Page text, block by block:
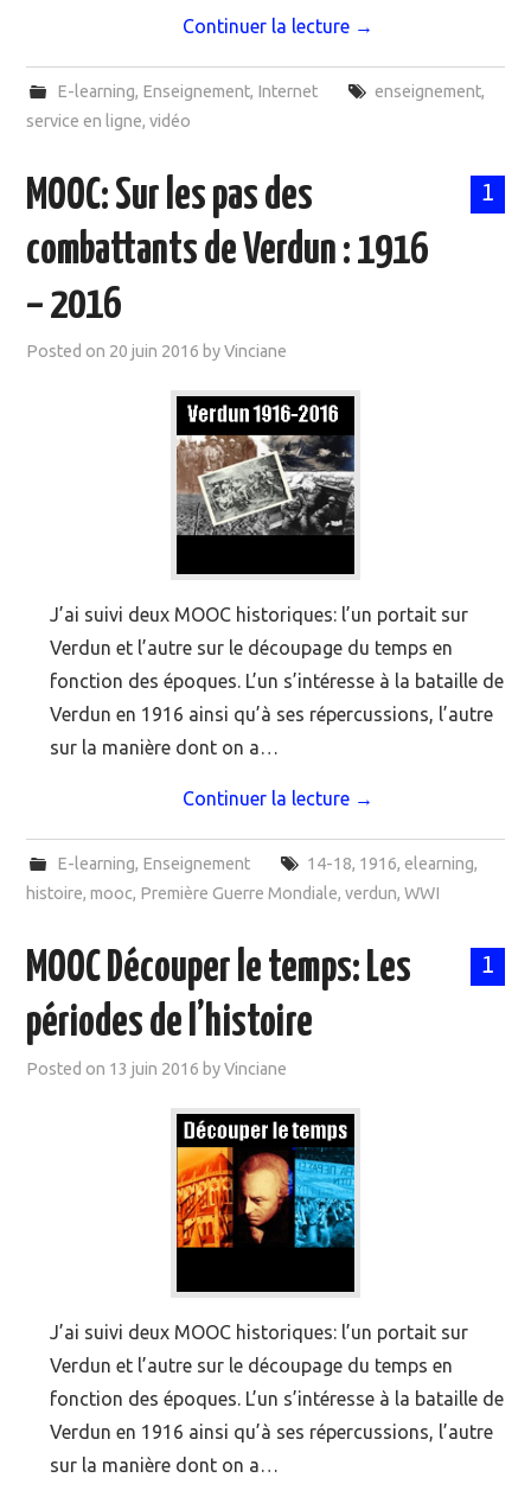
Continuer la lecture →
E-learning, Enseignement, Internet enseignement,
service en ligne,vidéo
1
MOOC: Sur les pas des
combattants de Verdun : 1916
– 2016
Posted on 20 juin 2016 byVinciane
J’ai suivi deux MOOC historiques: l’un portait sur
Verdun et l’autre sur le découpage du temps en
fonction des époques. L’un s’intéresse à la bataille de
Verdun en 1916 ainsi qu’à ses répercussions, l’autre
sur la manière dont on a…
Continuer la lecture →
E-learning, Enseignement 14-18, 1916, elearning,
histoire,mooc, Première Guerre Mondiale,verdun,WWI
1
MOOC Découper le temps: Les
périodes de l’histoire
Posted on 13 juin 2016 byVinciane
J’ai suivi deux MOOC historiques: l’un portait sur
Verdun et l’autre sur le découpage du temps en
fonction des époques. L’un s’intéresse à la bataille de
Verdun en 1916 ainsi qu’à ses répercussions, l’autre
sur la manière dont on a…